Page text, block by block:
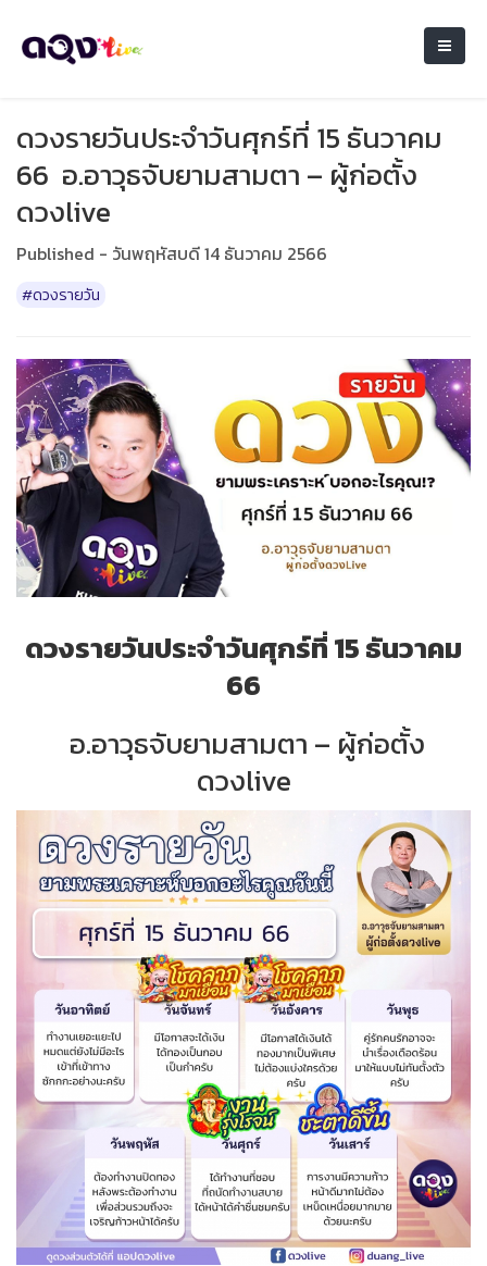
ดวงรายวันประจำวันศุกร์ที่ 15 ธันวาคม
66 อ.อาวุธจับยามสามตา – ผู้ก่อตั้ง
ดวงlive
Published - วันพฤหัสบดี 14 ธันวาคม 2566
#ดวงรายวัน
ดวงรายวันประจำวันศุกร์ที่ 15 ธันวาคม
66
อ.อาวุธจับยามสามตา – ผู้ก่อตั้ง
ดวงlive